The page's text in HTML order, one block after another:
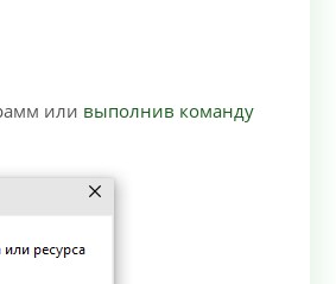
или выполнив команду